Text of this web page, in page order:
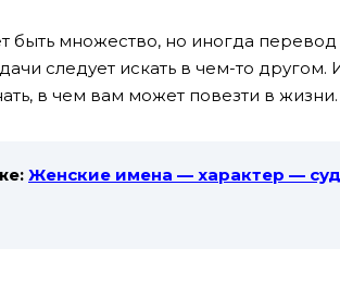
множество, но иногда перевод
следует искать в чем-то другом.
в чем вам может повезти в жизни.
Женские имена — характер —